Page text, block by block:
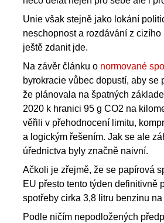
Unie však stejně jako lokání
neschopnost a rozdávání z
ještě zdanit jde.
Na závěr článku o normované
byrokracie vůbec dopustí, aby
že plánovala na špatných
2020 k hranici 95 g CO2 na
věřili v přehodnocení limitu,
a logickým řešením. Jak se ale
úřednictva byly značně naivní.
Ačkoli je zřejmě, že se papírová
EU přesto tento týden definitivně
spotřeby cirka 3,8 litru benzinu
Podle ničím nepodložených